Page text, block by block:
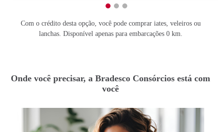
Com o crédito desta opção, você pode comprar iates, veleiros ou
lanchas. Disponível apenas para embarcações 0 km.
Onde você precisar, a Bradesco Consórcios está com
você